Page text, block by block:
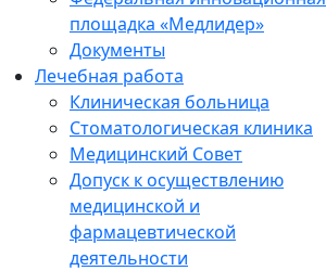
площадка «Медлидер»
Документы
Лечебная работа
Клиническая больница
Стоматологическая клиника
Медицинский Совет
Допуск к осуществлению
медицинской и
фармацевтической
деятельности